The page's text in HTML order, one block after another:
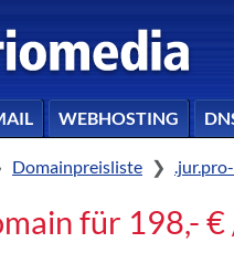
WEBHOSTING
Domainpreisliste
für 198,-